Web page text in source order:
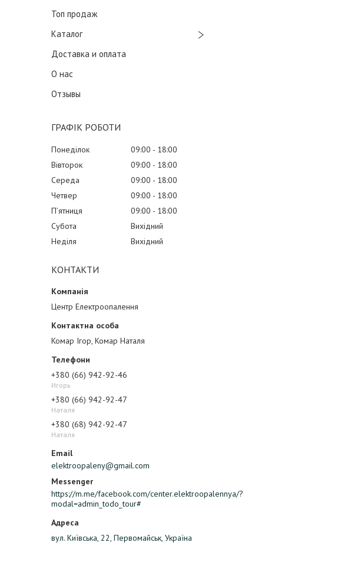
Топ продаж
Каталог
Доставка и оплата
О нас
Отзывы
ГРАФІК РОБОТИ
Понеділок 09:00
18:00
Вівторок
09:00
18:00
Середа
09:00
18:00
Четвер
09:00
18:00
Пʼятниця
09:00
18:00
Субота
Вихідний
Неділя
Вихідний
КОНТАКТИ
Центр Електроопалення
Комар Ігор, Комар Наталя
+380 (66) 942-92-46
Игорь
+380 (66) 942-92-47
Наталя
+380 (68) 942-92-47
Наталя
elektroopaleny@gmail.com
https://m.me/facebook.com/center.elektroopalennya/?
modal=admin_todo_tour#
вул. Київська, 22, Первомайськ, Україна